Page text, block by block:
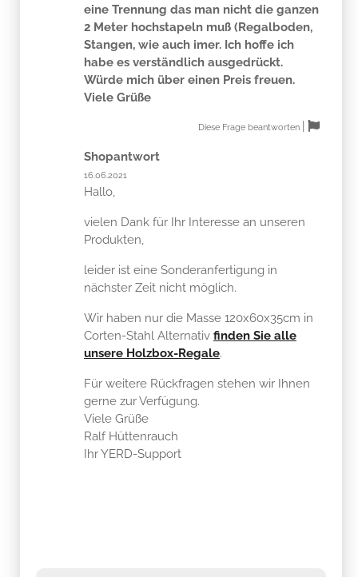
eine Trennung das man nicht die ganzen
2 Meter hochstapeln muß (Regalboden,
Stangen, wie auch imer. Ich hoffe ich
habe es verständlich ausgedrückt.
Würde mich über einen Preis freuen.
Viele Grüße
Diese Frage beantworten
Shopantwort
16.06.2021
Hallo,
vielen Dank für Ihr Interesse an unseren
Produkten,
leider ist eine Sonderanfertigung in
nächster Zeit nicht möglich.
Wir haben nur die Masse 120x60x35cm in
Corten-Stahl Alternativ finden Sie alle
unsere Holzbox-Regale.
Für weitere Rückfragen stehen wir Ihnen
gerne zur Verfügung.
Viele Grüße
Ralf Hüttenrauch
Ihr YERD-Support